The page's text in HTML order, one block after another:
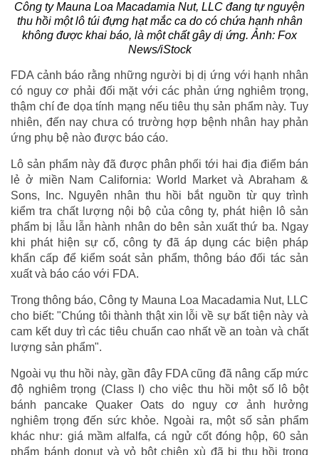
Công ty Mauna Loa Macadamia Nut, LLC đang tự nguyện
thu hồi một lô túi đựng hạt mắc ca do có chứa hạnh nhân
không được khai báo, là một chất gây dị ứng. Ảnh: Fox
News/iStock
FDA cảnh báo rằng những người bị dị ứng với hạnh nhân
có nguy cơ phải đối mặt với các phản ứng nghiêm trọng,
thậm chí đe dọa tính mạng nếu tiêu thụ sản phẩm này. Tuy
nhiên, đến nay chưa có trường hợp bệnh nhân hay phản
ứng phụ bệ nào được báo cáo.
Lô sản phẩm này đã được phân phối tới hai địa điểm bán
lẻ ở miền Nam California: World Market và Abraham &
Sons, Inc. Nguyên nhân thu hồi bắt nguồn từ quy trình
kiểm tra chất lượng nội bộ của công ty, phát hiện lô sản
phẩm bị lẫu lẫn hành nhân do bên sản xuất thứ ba. Ngay
khi phát hiện sự cố, công ty đã áp dụng các biện pháp
khẩn cấp để kiểm soát sản phẩm, thông báo đối tác sản
xuất và báo cáo với FDA.
Trong thông báo, Công ty Mauna Loa Macadamia Nut, LLC
cho biết: "Chúng tôi thành thật xin lỗi về sự bất tiện này và
cam kết duy trì các tiêu chuẩn cao nhất về an toàn và chất
lượng sản phẩm".
Ngoài vụ thu hồi này, gần đây FDA cũng đã nâng cấp mức
độ nghiêm trọng (Class I) cho việc thu hồi một số lô bột
bánh pancake Quaker Oats do nguy cơ ảnh hưởng
nghiêm trọng đến sức khỏe. Ngoài ra, một số sản phẩm
khác như: giá mầm alfalfa, cá ngử cốt đóng hộp, 60 sản
phẩm bánh donut và vỏ bột chiên xù đã bị thu hồi trong